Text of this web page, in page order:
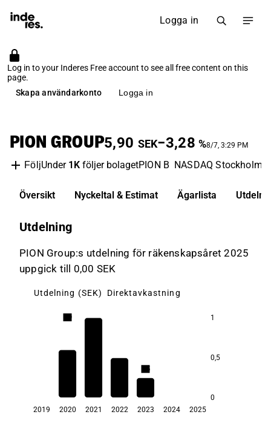
Logga in
Log in to your Inderes Free account to see all free content on this
page.
Skapa användarkonto
Logga in
PION GROUP5,90 SEK−3,28 %8/7, 3:29 PM
FöljUnder 1K följer bolagetPION B NASDAQ Stockholm
Översikt Nyckeltal & Estimat Ägarlista
Utdelning
PION Group:s utdelning för räkenskapsåret 2025
uppgick till 0,00 SEK
Utdelning (SEK) Direktavkastning
1
0,5
0
9,9
3,5
2019 2020 2021 2022 2023 2024 2025